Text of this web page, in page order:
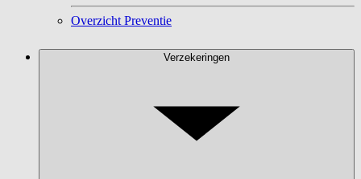
Overzicht Preventie
Verzekeringen